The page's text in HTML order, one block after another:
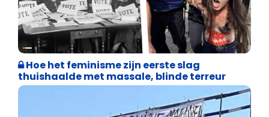
Cultuuroorlog
Hoe het feminisme zijn eerste slag
thuishaalde met massale, blinde terreur